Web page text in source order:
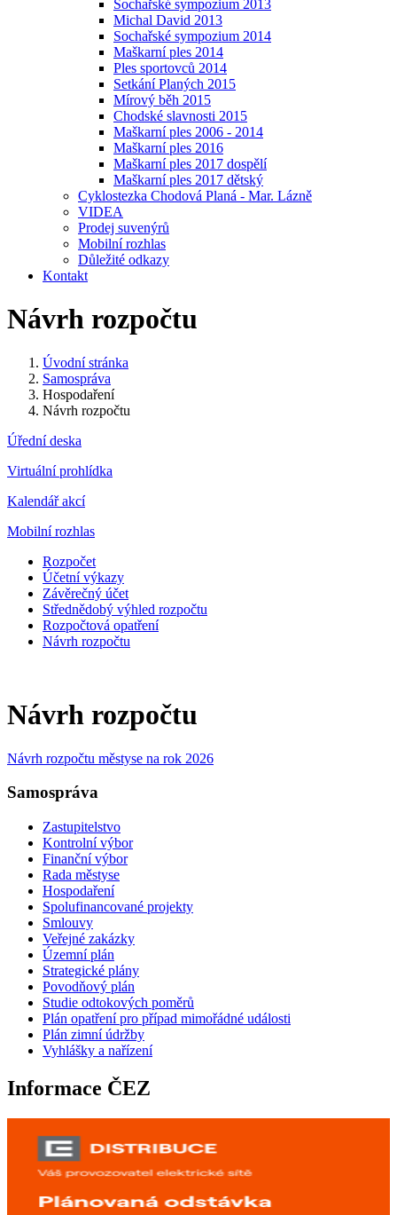
Sochařské sympozium 2013
Michal David 2013
Sochařské sympozium 2014
Maškarní ples 2014
Ples sportovců 2014
Setkání Planých 2015
Mírový běh 2015
Chodské slavnosti 2015
Maškarní ples 2006 - 2014
Maškarní ples 2016
Maškarní ples 2017 dospělí
Maškarní ples 2017 dětský
Cyklostezka Chodová Planá - Mar. Lázně
VIDEA
Prodej suvenýrů
Mobilní rozhlas
Důležité odkazy
Kontakt
Návrh rozpočtu
Úvodní stránka
Samospráva
Hospodaření
Návrh rozpočtu
Úřední deska
Virtuální prohlídka
Kalendář akcí
Mobilní rozhlas
Rozpočet
Účetní výkazy
Závěrečný účet
Střednědobý výhled rozpočtu
Rozpočtová opatření
Návrh rozpočtu
Návrh rozpočtu
Návrh rozpočtu městyse na rok 2026
Samospráva
Zastupitelstvo
Kontrolní výbor
Finanční výbor
Rada městyse
Hospodaření
Spolufinancované projekty
Smlouvy
Veřejné zakázky
Územní plán
Strategické plány
Povodňový plán
Studie odtokových poměrů
Plán opatření pro případ mimořádné události
Plán zimní údržby
Vyhlášky a nařízení
Informace ČEZ